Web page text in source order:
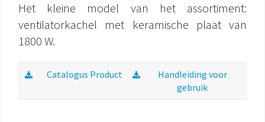
Het kleine model van het assortiment:
ventilatorkachel met keramische plaat van
1800 W.
Catalogus Product
Handleiding voor
gebruik